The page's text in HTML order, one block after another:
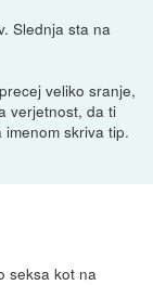
Slednja sta na
veliko sranje,
verjetnost, da ti
skriva tip.
seksa kot na